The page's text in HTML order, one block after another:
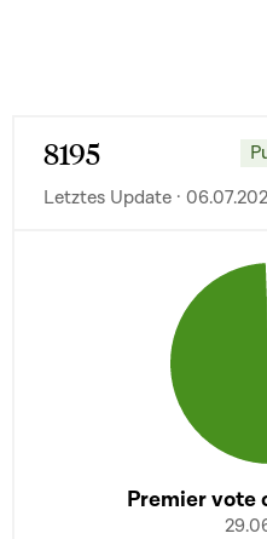
8195
Letztes Update ·
Premier